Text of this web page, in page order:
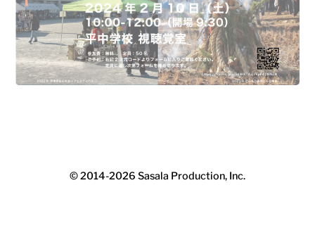
© 2014-2026 Sasala Production, Inc.